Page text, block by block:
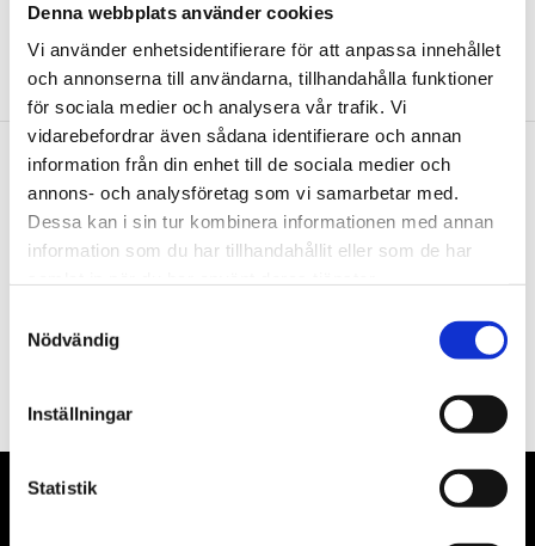
Denna webbplats använder cookies
Vi använder enhetsidentifierare för att anpassa innehållet
och annonserna till användarna, tillhandahålla funktioner
för sociala medier och analysera vår trafik. Vi
vidarebefordrar även sådana identifierare och annan
information från din enhet till de sociala medier och
annons- och analysföretag som vi samarbetar med.
Dessa kan i sin tur kombinera informationen med annan
information som du har tillhandahållit eller som de har
Nödvändig
Inställningar
Statistik
Nyhetsbrev